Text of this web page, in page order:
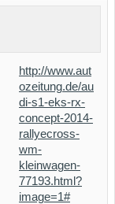
http://www.aut
ozeitung.de/au
di-s1-eks-rx-
concept-2014-
rallyecross-
wm-
kleinwagen-
77193.html?
image=1#